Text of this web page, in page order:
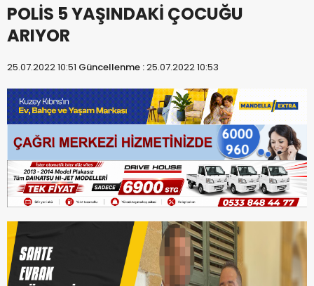
POLİS 5 YAŞINDAKİ ÇOCUĞU
ARIYOR
25.07.2022 10:51 Güncellenme :25.07.2022 10:53